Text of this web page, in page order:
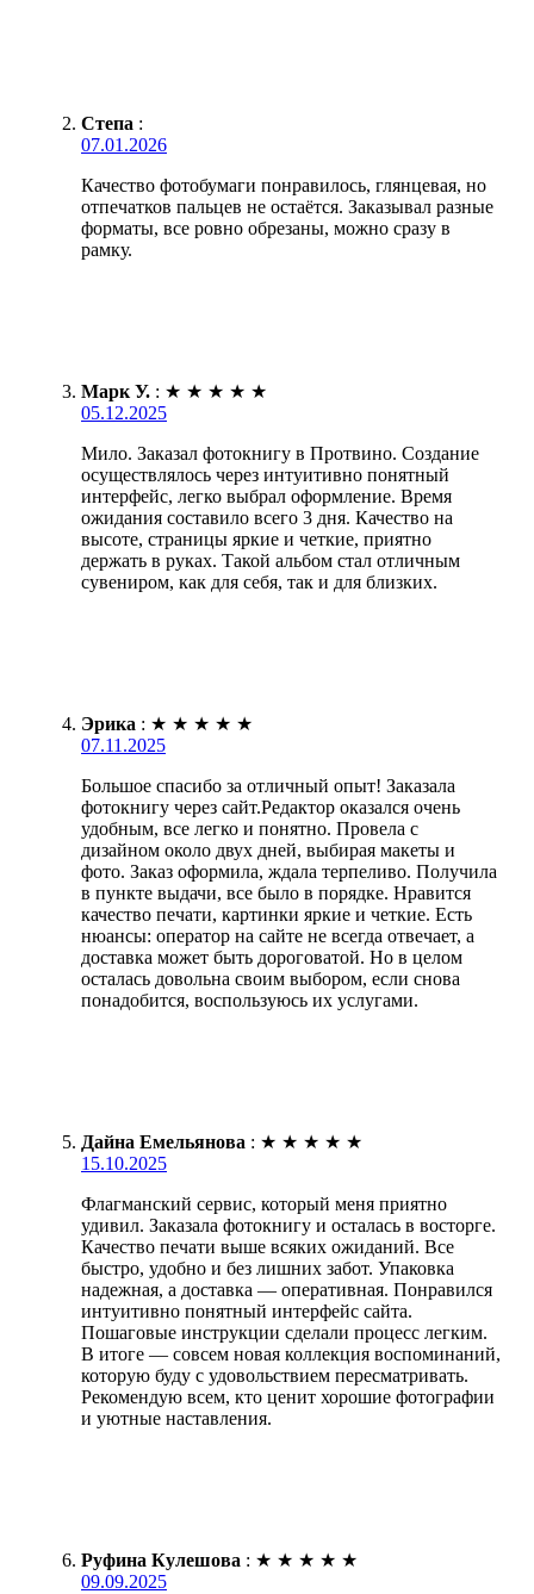
Степа :
07.01.2026
Качество фотобумаги понравилось, глянцевая, но
отпечатков пальцев не остаётся. Заказывал разные
форматы, все ровно обрезаны, можно сразу в
рамку.
Марк У. : ★ ★ ★ ★ ★
05.12.2025
Мило. Заказал фотокнигу в Протвино. Создание
осуществлялось через интуитивно понятный
интерфейс, легко выбрал оформление. Время
ожидания составило всего 3 дня. Качество на
высоте, страницы яркие и четкие, приятно
держать в руках. Такой альбом стал отличным
сувениром, как для себя, так и для близких.
Эрика : ★ ★ ★ ★ ★
07.11.2025
Большое спасибо за отличный опыт! Заказала
фотокнигу через сайт.Редактор оказался очень
удобным, все легко и понятно. Провела с
дизайном около двух дней, выбирая макеты и
фото. Заказ оформила, ждала терпеливо. Получила
в пункте выдачи, все было в порядке. Нравится
качество печати, картинки яркие и четкие. Есть
нюансы: оператор на сайте не всегда отвечает, а
доставка может быть дороговатой. Но в целом
осталась довольна своим выбором, если снова
понадобится, воспользуюсь их услугами.
Дайна Емельянова : ★ ★ ★ ★ ★
15.10.2025
Флагманский сервис, который меня приятно
удивил. Заказала фотокнигу и осталась в восторге.
Качество печати выше всяких ожиданий. Все
быстро, удобно и без лишних забот. Упаковка
надежная, а доставка — оперативная. Понравился
интуитивно понятный интерфейс сайта.
Пошаговые инструкции сделали процесс легким.
В итоге — совсем новая коллекция воспоминаний,
которую буду с удовольствием пересматривать.
Рекомендую всем, кто ценит хорошие фотографии
и уютные наставления.
Руфина Кулешова : ★ ★ ★ ★ ★
09.09.2025